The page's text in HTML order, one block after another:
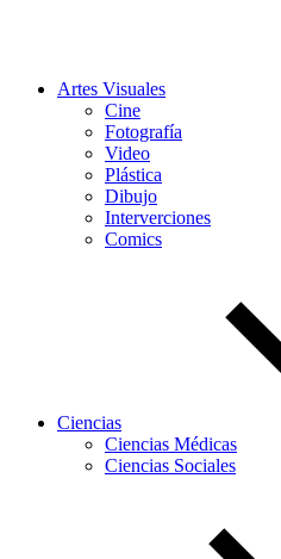
Artes Visuales
Cine
Fotografía
Video
Plástica
Dibujo
Interverciones
Comics
Ciencias
Ciencias Médicas
Ciencias Sociales